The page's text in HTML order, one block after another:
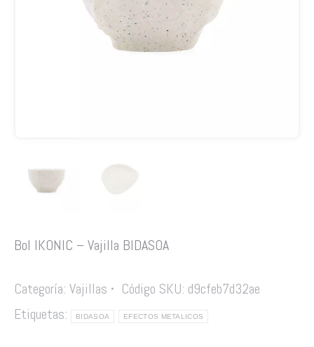
Bol IKONIC – Vajilla BIDASOA
Categoría: Vajillas Código SKU: d9cfeb7d32ae
Etiquetas:
BIDASOA EFECTOS METALICOS